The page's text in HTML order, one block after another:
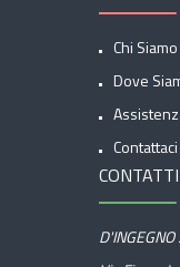
Chi Siamo
Dove
Contattaci
CONTATTI